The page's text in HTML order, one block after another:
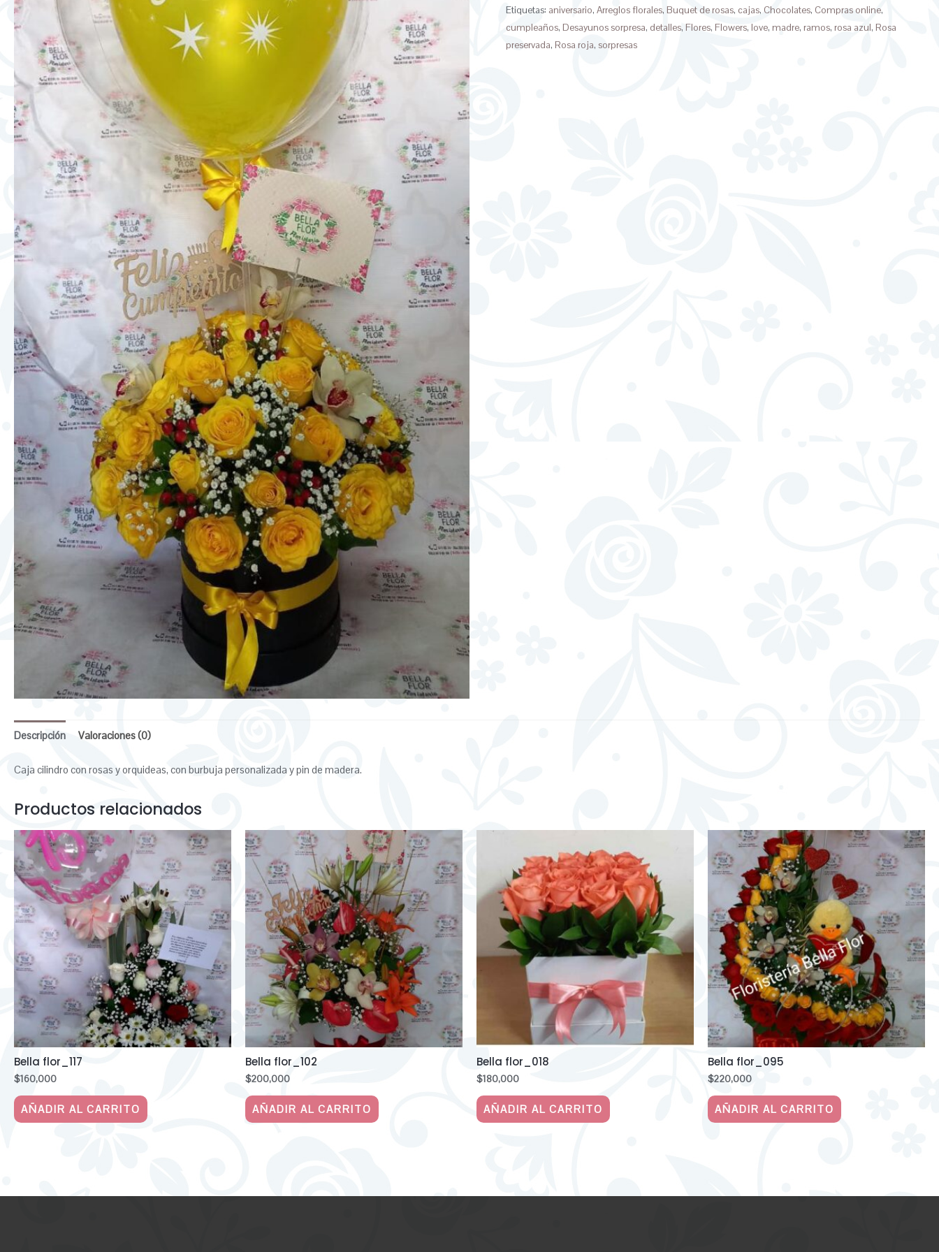
Etiquetas: aniversario,Arreglos florales, Buquet de rosas, cajas, Chocolates, Compras online,
cumpleaños, Desayunos sorpresa, detalles,Flores,Flowers,love, madre, ramos, rosa azul, Rosa
preservada, Rosa roja, sorpresas
Descripción Valoraciones (0)
Caja cilindro con rosas y orquideas, con burbuja personalizada y pin de madera.
Productos relacionados
Bella flor_117
$160,000
AÑADIR AL CARRITO
Bella flor_102
$200,000
AÑADIR AL CARRITO
Bella flor_018
$180,000
AÑADIR AL CARRITO
Bella flor_095
$220,000
AÑADIR AL CARRITO